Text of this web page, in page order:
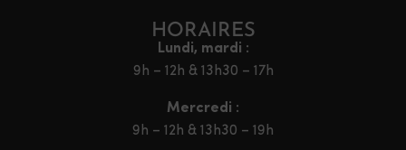
HORAIRES
Lundi, mardi :
9h – 12h & 13h30 – 17h
Mercredi :
9h – 12h & 13h30 – 19h